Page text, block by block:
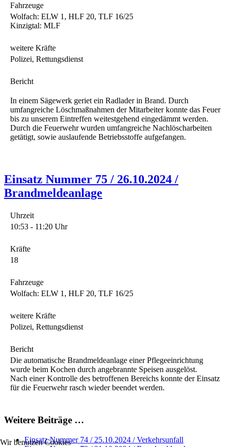
Fahrzeuge
Wolfach: ELW 1, HLF 20, TLF 16/25
Kinzigtal: MLF
weitere Kräfte
Polizei, Rettungsdienst
Bericht
In einem Sägewerk geriet ein Radlader in Brand. Durch
umfangreiche Löschmaßnahmen der Mitarbeiter konnte das Feuer
bis zu unserem Eintreffen weitestgehend eingedämmt werden.
Durch die Feuerwehr wurden umfangreiche Nachlöscharbeiten
getätigt, sowie auslaufende Betriebsstoffe aufgefangen.
Einsatz Nummer 75 / 26.10.2024 /
Brandmeldeanlage
Uhrzeit
10:53 - 11:20 Uhr
Kräfte
18
Fahrzeuge
Wolfach: ELW 1, HLF 20, TLF 16/25
weitere Kräfte
Polizei, Rettungsdienst
Bericht
Die automatische Brandmeldeanlage einer Pflegeeinrichtung
wurde beim Kochen durch angebrannte Speisen ausgelöst.
Nach einer Kontrolle des betroffenen Bereichs konnte der Einsatz
für die Feuerwehr rasch wieder beendet werden.
Weitere Beiträge …
Einsatz Nummer 74 / 25.10.2024 / Verkehrsunfall
Wir benutzen Cookies